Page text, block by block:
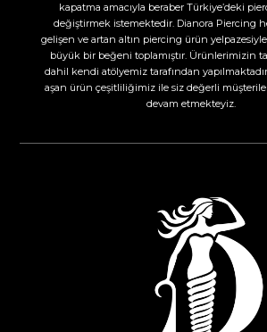
kapatma amacıyla beraber Türkiye’deki
değiştirmek istemektedir. Dianora Piercing
gelişen ve artan altın piercing ürün yelpazesiyle
büyük bir beğeni toplamıştır. Ürünlerimizin
dahil kendi atölyemiz tarafından yapılmaktadır.
aşan ürün çeşitliliğimiz ile siz değerli
devam etmekteyiz.​